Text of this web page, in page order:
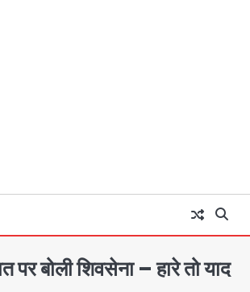
पर बोली शिवसेना – हारे तो याद